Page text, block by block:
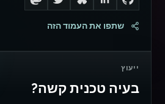
Go to Dan's GitHub
with me on LinkedIn
me on Bluesky
on Twitter
שתפו את העמוד הזה
ייעוץ
בעיה טכנית קשה?